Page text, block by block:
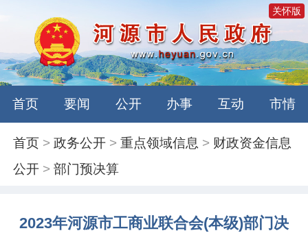
关怀版
首页 要闻 公开 办事 互动 市情
首页 >政务公开 >重点领域信息 > 财政资金信息
公开 >部门预决算
2023年河源市工商业联合会(本级)部门决